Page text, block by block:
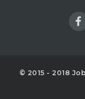
© 2015 - 2018